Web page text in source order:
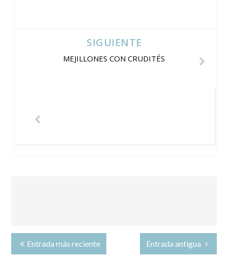
SIGUIENTE
MEJILLONES CON CRUDITÉS
Entrada más reciente Entrada antigua